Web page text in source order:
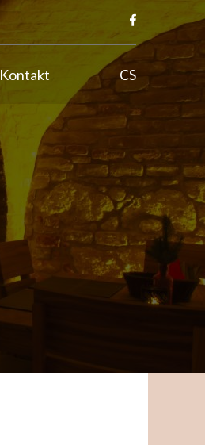
Kontakt CS